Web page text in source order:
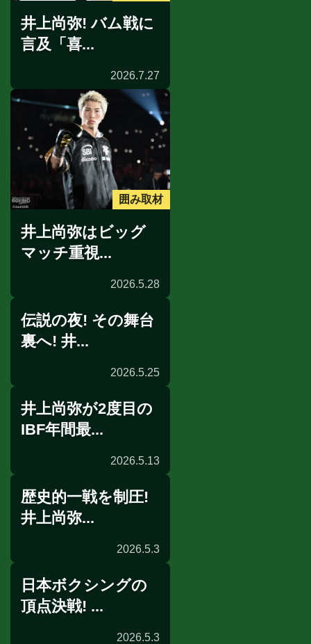
井上尚弥! バム戦に
言及「喜...
2026.7.27
囲み取材
井上尚弥はビッグ
マッチ重視...
2026.5.28
配信
伝説の夜! その舞台
裏へ! 井...
2026.5.25
受賞
井上尚弥が2度目の
IBF年間最...
2026.5.13
一夜明け会見
歴史的一戦を制圧!
井上尚弥...
2026.5.3
日本ボクシングの
頂点決戦! ...
2026.5.3